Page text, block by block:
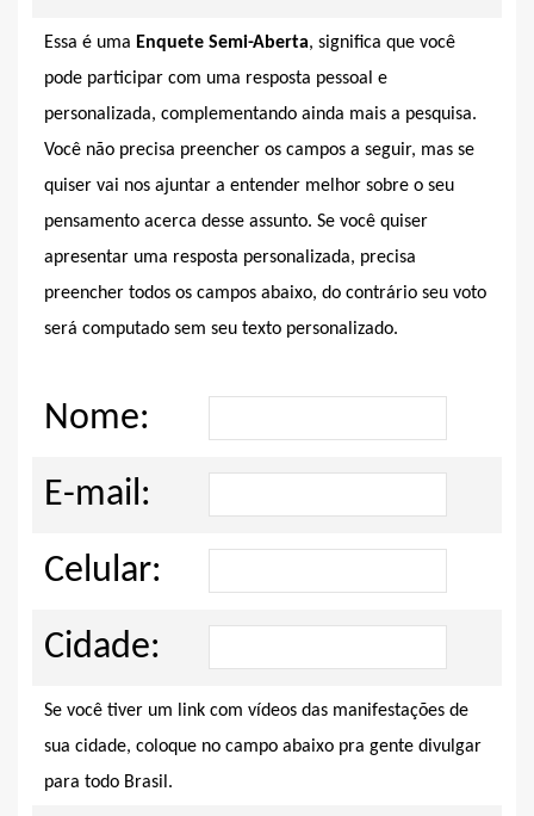
Essa é uma Enquete Semi-Aberta, significa que você
pode participar com uma resposta pessoal e
personalizada, complementando ainda mais a pesquisa.
Você não precisa preencher os campos a seguir, mas se
quiser vai nos ajuntar a entender melhor sobre o seu
pensamento acerca desse assunto. Se você quiser
apresentar uma resposta personalizada, precisa
preencher todos os campos abaixo, do contrário seu voto
será computado sem seu texto personalizado.
Nome:
E-mail:
Celular:
Cidade:
Se você tiver um link com vídeos das manifestações de
sua cidade, coloque no campo abaixo pra gente divulgar
para todo Brasil.